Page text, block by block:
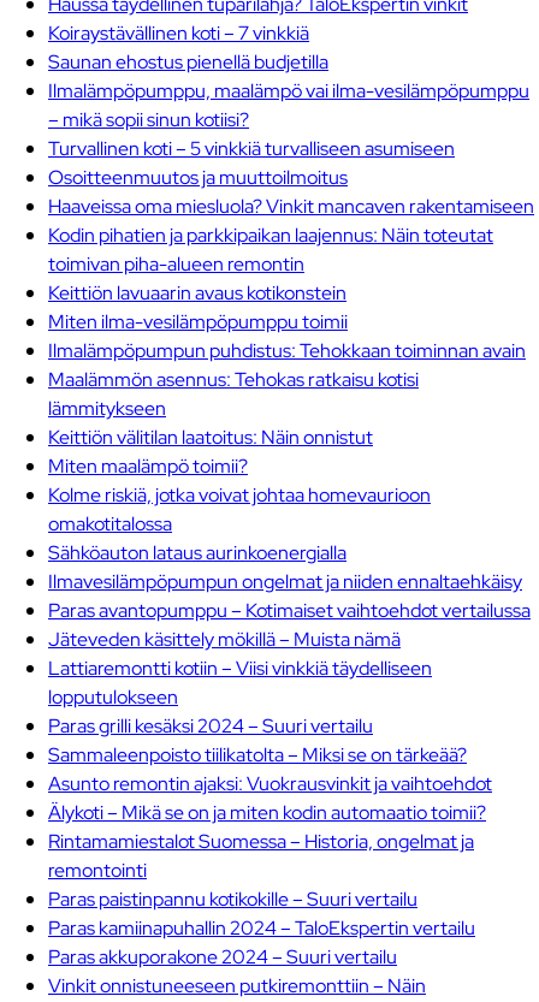
Koiraystävällinen koti – 7 vinkkiä
Saunan ehostus pienellä budjetilla
Ilmalämpöpumppu, maalämpö vai ilma-vesilämpöpumppu
– mikä sopii sinun kotiisi?
Turvallinen koti – 5 vinkkiä turvalliseen asumiseen
Osoitteenmuutos ja muuttoilmoitus
Haaveissa oma miesluola? Vinkit mancaven rakentamiseen
Kodin pihatien ja parkkipaikan laajennus: Näin toteutat
toimivan piha-alueen remontin
Keittiön lavuaarin avaus kotikonstein
Miten ilma-vesilämpöpumppu toimii
Ilmalämpöpumpun puhdistus: Tehokkaan toiminnan avain
Maalämmön asennus: Tehokas ratkaisu kotisi
lämmitykseen
Keittiön välitilan laatoitus: Näin onnistut
Miten maalämpö toimii?
Kolme riskiä, jotka voivat johtaa homevaurioon
omakotitalossa
Sähköauton lataus aurinkoenergialla
Ilmavesilämpöpumpun ongelmat ja niiden ennaltaehkäisy
Paras avantopumppu – Kotimaiset vaihtoehdot vertailussa
Jäteveden käsittely mökillä – Muista nämä
Lattiaremontti kotiin – Viisi vinkkiä täydelliseen
lopputulokseen
Paras grilli kesäksi 2024 – Suuri vertailu
Sammaleenpoisto tiilikatolta – Miksi se on tärkeää?
Asunto remontin ajaksi: Vuokrausvinkit ja vaihtoehdot
Älykoti – Mikä se on ja miten kodin automaatio toimii?
Rintamamiestalot Suomessa – Historia, ongelmat ja
remontointi
Paras paistinpannu kotikokille – Suuri vertailu
Paras kamiinapuhallin 2024 – TaloEkspertin vertailu
Paras akkuporakone 2024 – Suuri vertailu
Vinkit onnistuneeseen putkiremonttiin – Näin